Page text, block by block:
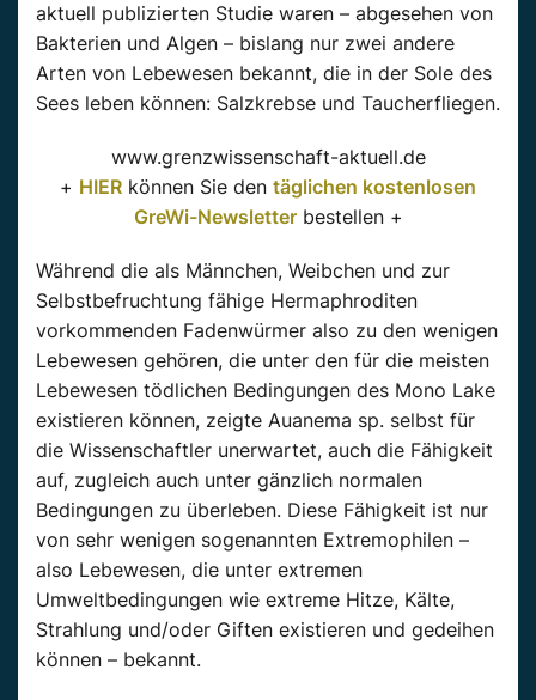
aktuell publizierten Studie waren – abgesehen von
Bakterien und Algen – bislang nur zwei andere
Arten von Lebewesen bekannt, die in der Sole des
Sees leben können: Salzkrebse und Taucherfliegen.
www.grenzwissenschaft-aktuell.de
+ HIER können Sie den täglichen kostenlosen
GreWi-Newsletterbestellen +
Während die als Männchen, Weibchen und zur
Selbstbefruchtung fähige Hermaphroditen
vorkommenden Fadenwürmer also zu den wenigen
Lebewesen gehören, die unter den für die meisten
Lebewesen tödlichen Bedingungen des Mono Lake
existieren können, zeigte Auanema sp. selbst für
die Wissenschaftler unerwartet, auch die Fähigkeit
auf, zugleich auch unter gänzlich normalen
Bedingungen zu überleben. Diese Fähigkeit ist nur
von sehr wenigen sogenannten Extremophilen –
also Lebewesen, die unter extremen
Umweltbedingungen wie extreme Hitze, Kälte,
Strahlung und/oder Giften existieren und gedeihen
können – bekannt.